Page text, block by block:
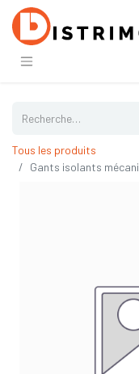
Tous les produits
Gants isolants